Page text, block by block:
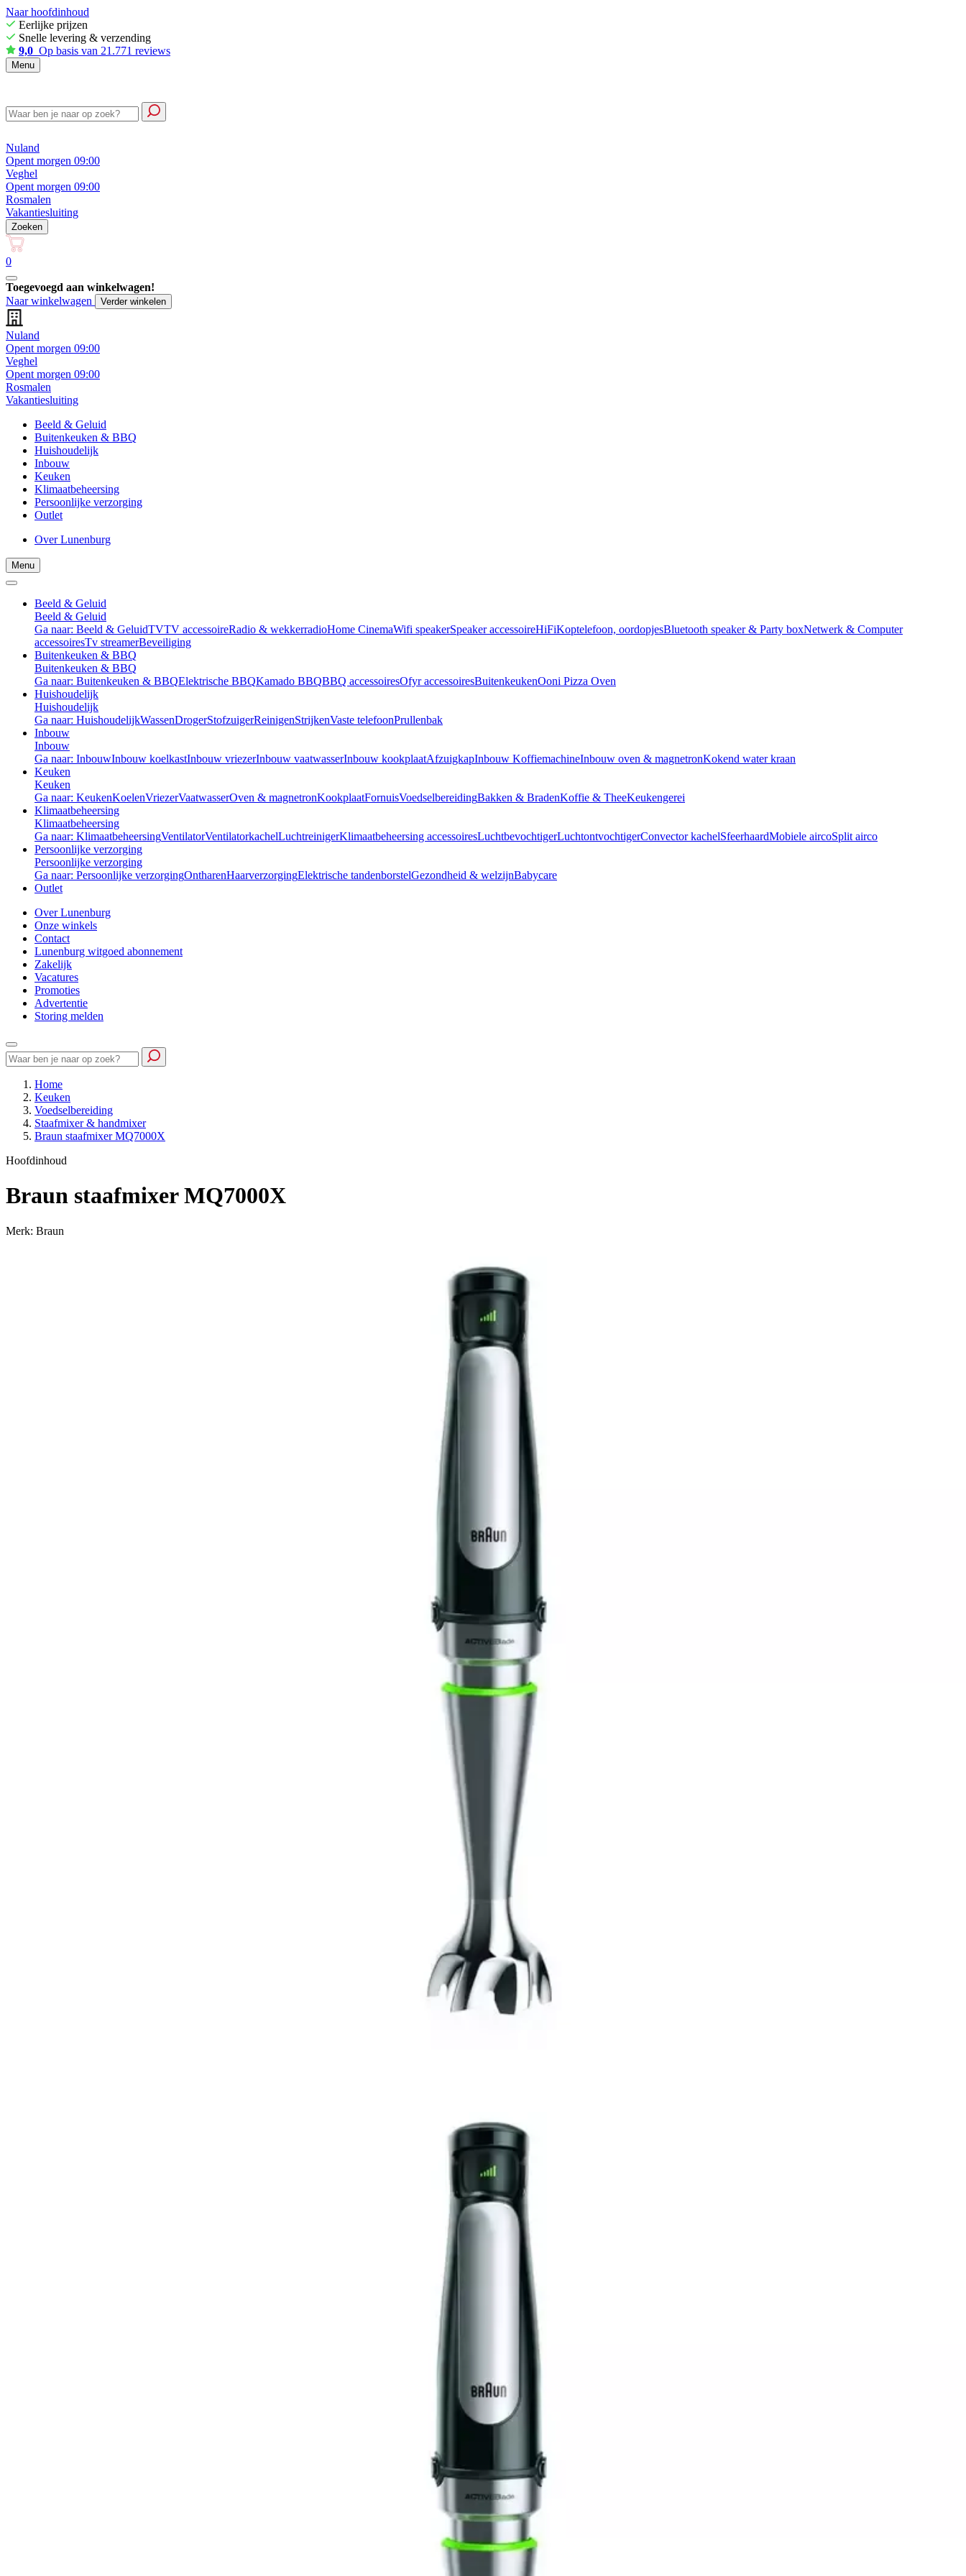
Naar hoofdinhoud
Eerlijke prijzen
Snelle levering & verzending
9,0 Op basis van 21.771 reviews
Menu
Nuland
Opent morgen 09:00
Veghel
Opent morgen 09:00
Rosmalen
Vakantiesluiting
Zoeken
0
Toegevoegd aan winkelwagen!
Naar winkelwagen
Verder winkelen
Nuland
Opent morgen 09:00
Veghel
Opent morgen 09:00
Rosmalen
Vakantiesluiting
Beeld & Geluid
Buitenkeuken & BBQ
Huishoudelijk
Inbouw
Keuken
Klimaatbeheersing
Persoonlijke verzorging
Outlet
Over Lunenburg
Menu
Beeld & Geluid
Beeld & Geluid
Ga naar: Beeld & GeluidTVTV accessoireRadio & wekkerradioHome CinemaWifi speakerSpeaker accessoireHiFiKoptelefoon, oordopjesBluetooth speaker & Party boxNetwerk & Computer
accessoiresTv streamerBeveiliging
Buitenkeuken & BBQ
Buitenkeuken & BBQ
Ga naar: Buitenkeuken & BBQElektrische BBQKamado BBQBBQ accessoiresOfyr accessoiresBuitenkeukenOoni Pizza Oven
Huishoudelijk
Huishoudelijk
Ga naar: HuishoudelijkWassenDrogerStofzuigerReinigenStrijkenVaste telefoonPrullenbak
Inbouw
Inbouw
Ga naar: InbouwInbouw koelkastInbouw vriezerInbouw vaatwasserInbouw kookplaatAfzuigkapInbouw KoffiemachineInbouw oven & magnetronKokend water kraan
Keuken
Keuken
Ga naar: KeukenKoelenVriezerVaatwasserOven & magnetronKookplaatFornuisVoedselbereidingBakken & BradenKoffie & TheeKeukengerei
Klimaatbeheersing
Klimaatbeheersing
Ga naar: KlimaatbeheersingVentilatorVentilatorkachelLuchtreinigerKlimaatbeheersing accessoiresLuchtbevochtigerLuchtontvochtigerConvector kachelSfeerhaardMobiele aircoSplit airco
Persoonlijke verzorging
Persoonlijke verzorging
Ga naar: Persoonlijke verzorgingOntharenHaarverzorgingElektrische tandenborstelGezondheid & welzijnBabycare
Outlet
Over Lunenburg
Onze winkels
Contact
Lunenburg witgoed abonnement
Zakelijk
Vacatures
Promoties
Advertentie
Storing melden
Home
Keuken
Voedselbereiding
Staafmixer & handmixer
Braun staafmixer MQ7000X
Hoofdinhoud
Braun staafmixer MQ7000X
Merk: Braun